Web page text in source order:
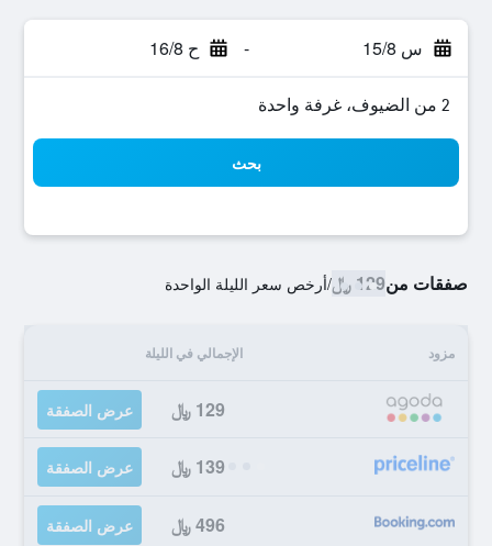
س 15/8 - ح 16/8
2 من الضيوف، غرفة واحدة
بحث
صفقات من129 ﷼ /أرخص سعر الليلة الواحدة
مزود الإجمالي في الليلة
129 ﷼ عرض الصفقة
139 ﷼ عرض الصفقة
496 ﷼ عرض الصفقة